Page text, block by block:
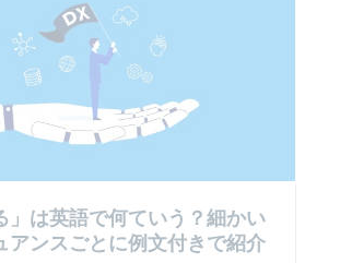
」は英語で何ていう？細かい
アンスごとに例文付きで紹介